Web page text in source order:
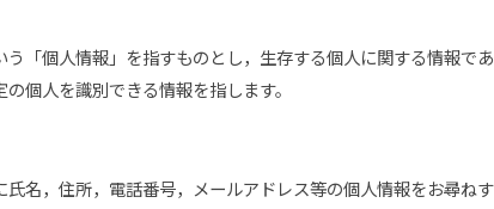
う「個人情報」を指すものとし，生存する個人に関する情報で
個人を識別できる情報を指します。
名，住所，電話番号，メールアドレス等の個人情報をお尋ねす